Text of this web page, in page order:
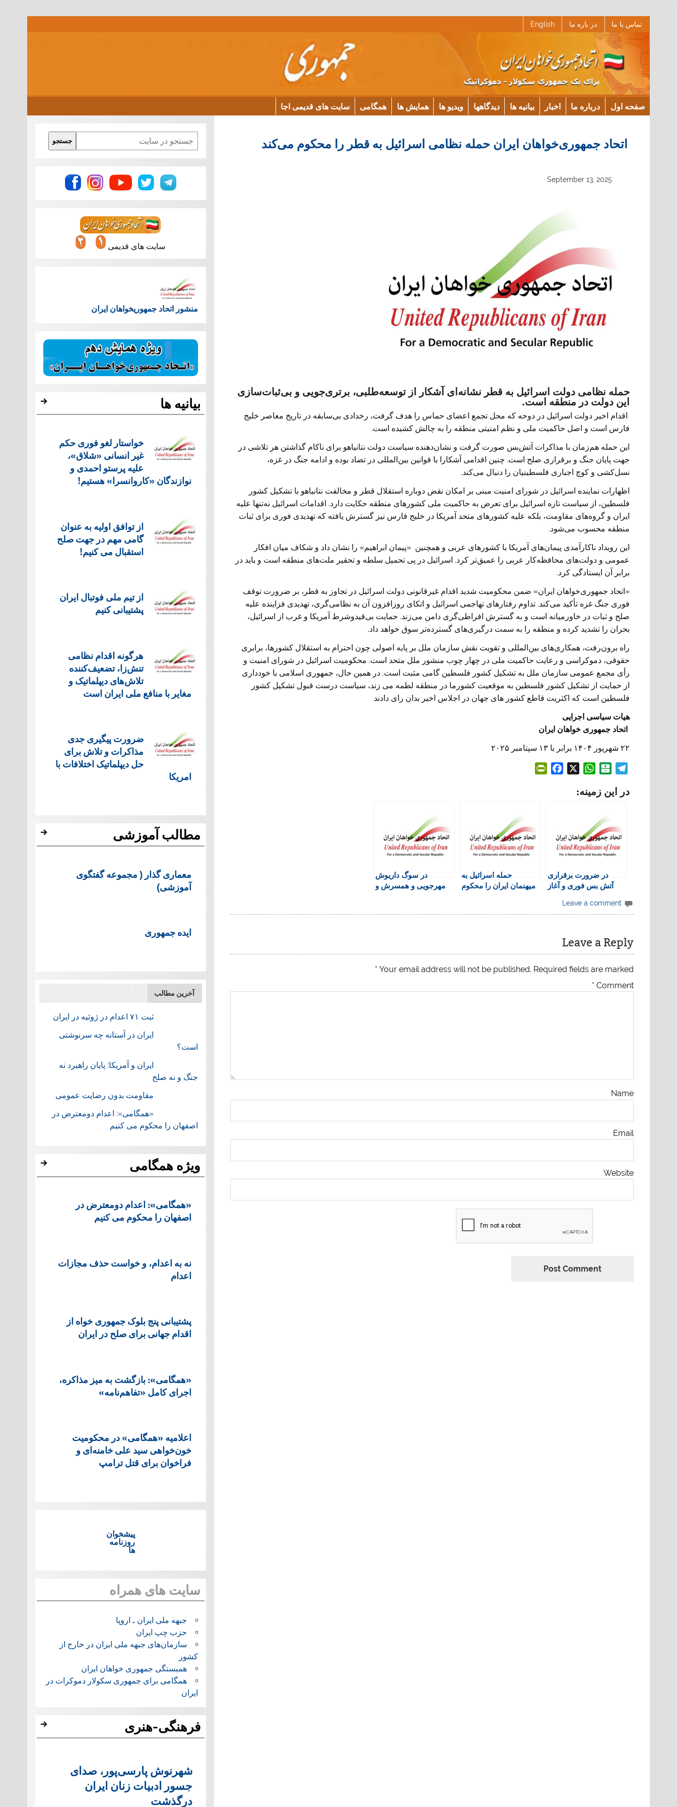
تماس با ما در باره ما English
صفحه اول درباره ما اخبار بیانیه ها دیدگاهها ویدیو ها همایش ها همگامی سایت های قدیمی اجا
اتحاد جمهوری‌خواهان ایران حمله نظامی اسرائیل به قطر را محکوم می‌کند
September 13, 2025
حمله نظامی دولت اسرائیل به قطر نشانه‌ای آشکار از توسعه‌طلبی، برتری‌جویی و بی‌ثبات‌سازی
این دولت در منطقه است.
اقدام اخیر دولت اسرائیل در دوحه که محل تجمع اعضای حماس را هدف گرفت، رخدادی بی‌سابقه در تاریخ معاصر خلیج
فارس است و اصل حاکمیت ملی و نظم امنیتی منطقه را به چالش کشیده است.
این حمله هم‌زمان با مذاکرات آتش‌بس صورت گرفت و نشان‌دهنده سیاست دولت نتانیاهو برای ناکام گذاشتن هر تلاشی در
جهت پایان جنگ و برقراری صلح است. چنین اقدامی آشکارا با قوانین بین‌المللی در تضاد بوده و ادامه جنگ در غزه،
نسل‌کشی و کوچ اجباری فلسطینیان را دنبال می‌کند.
اظهارات نماینده اسرائیل در شورای امنیت مبنی بر امکان نقض دوباره استقلال قطر و مخالفت نتانیاهو با تشکیل کشور
فلسطین، از سیاست تازه اسرائیل برای تعرض به حاکمیت ملی کشورهای منطقه حکایت دارد. اقدامات اسرائیل نه‌تنها علیه
ایران و گروه‌های مقاومت، بلکه علیه کشورهای متحد آمریکا در خلیج فارس نیز گسترش یافته که تهدیدی فوری برای ثبات
منطقه محسوب می‌شود.
این رویداد ناکارآمدی پیمان‌های آمریکا با کشورهای عربی و همچنین «پیمان ابراهیم» را نشان داد و شکاف میان افکار
عمومی و دولت‌های محافظه‌کار عربی را عمیق‌تر کرد. اسرائیل در پی تحمیل سلطه و تحقیر ملت‌های منطقه است و باید در
برابر آن ایستادگی کرد.
«اتحاد جمهوری‌خواهان ایران» ضمن محکومیت شدید اقدام غیرقانونی دولت اسرائیل در تجاوز به قطر، بر ضرورت توقف
فوری جنگ غزه تأکید می‌کند. تداوم رفتارهای تهاجمی اسرائیل و اتکای روزافزون آن به نظامی‌گری، تهدیدی فزاینده علیه
صلح و ثبات در خاورمیانه است و به گسترش افراطی‌گری دامن می‌زند. حمایت بی‌قیدوشرط آمریکا و غرب از اسرائیل،
بحران را تشدید کرده و منطقه را به سمت درگیری‌های گسترده‌تر سوق خواهد داد.
راه برون‌رفت، همکاری‌های بین‌المللی و تقویت نقش سازمان ملل بر پایه اصولی چون احترام به استقلال کشورها، برابری
حقوقی، دموکراسی و رعایت حاکمیت ملی در چهار چوب منشور ملل متحد است. محکومیت اسرائیل در شورای امنیت و
رأی مجمع عمومی سازمان ملل به تشکیل کشور فلسطین گامی مثبت است. در همین حال، جمهوری اسلامی با خودداری
از حمایت از تشکیل کشور فلسطین به موقعیت کشورما در منطقه لطمه می زند، سیاست درست قبول تشکیل کشور
فلسطین است که اکثریت قاطع کشور های جهان در اجلاس اخیر بدان رای دادند
هیات سیاسی اجرایی
اتحاد جمهوری خواهان ایران
۲۲ شهریور ۱۴۰۴ برابر با ۱۳ سپتامبر ۲۰۲۵
l
r
a
m
l
a
r
i
W
a
p
p
F
r
d
y
در این زمینه:
در ضرورت برقراری
آتش بس فوری و آغاز
ایران و آمریکا
حمله اسرائیل به
میهنمان ایران را محکوم
در سوگ داریوش
مهرجویی و همسرش و
Leave a comment
Leave a Reply
Your email address will not be published. Required fields are marked
*
Comment
*
Name
Email
Website
Search
جستجو
سایت های قدیمی
منشور اتحاد جمهوریخواهان ایران
بیانیه ها
خواستار لغو فوری حکم
غیر انسانی «شلاق»،
علیه پرستو احمدی و
نوازندگان «کاروانسرا» هستیم!
از توافق اولیه به عنوان
گامی مهم در جهت صلح
استقبال می کنیم!
از تیم ملی فوتبال ایران
پشتیبانی کنیم
هرگونه اقدام نظامی
تنش‌زا، تضعیف‌کننده
تلاش‌های دیپلماتیک و
مغایر با منافع ملی ایران است
ضرورت پیگیری جدی
مذاکرات و تلاش برای
حل دیپلماتیک اختلافات با
امریکا
مطالب آموزشی
معماری گذار ( مجموعه گفتگوی
آموزشی)
ایده جمهوری
آخرین مطالب
ثبت ۷۱ اعدام در ژوئيه در ایران
ایران در آستانه چه سرنوشتی
است؟
ایران و آمریکا: پایان راهبرد نه
جنگ و نه صلح
مقاومت بدون رضایت عمومی
«همگامی»: اعدام دومعترض در
اصفهان را محکوم می کنیم
ویژه همگامی
«همگامی»: اعدام دومعترض در
اصفهان را محکوم می کنیم
نه به اعدام، و خواست حذف مجازات
اعدام
پشتيبانی پنج بلوک جمهوری خواه از
اقدام جهانی برای صلح در ایران
«همگامی»: بازگشت به میز مذاکره،
اجرای کامل «تفاهم‌نامه»
اعلامیه «همگامی» در محکومیت
خون‌خواهی سید علی خامنه‌ای و
فراخوان برای قتل ترامپ
پیشخوان
روزنامه
ها
سایت های همراه
جبهه ملی ایران ـ اروپا
حزب چپ ایران
سازمان‌های جبهه ملی ایران در خارج از
کشور
همبستگی جمهوری خواهان ایران
همگامی برای جمهوری سکولار دموکرات در
ایران
فرهنگی-هنری
شهرنوش پارسی‌پور، صدای
جسور ادبیات زنان ایران
درگذشت